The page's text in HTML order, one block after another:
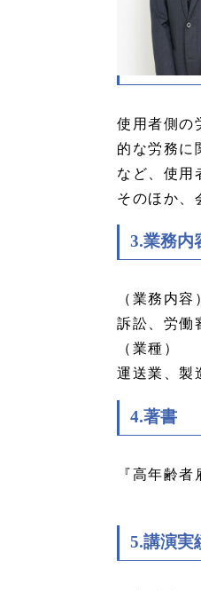
使用者側の
的な労務に
など、使用
そのほか、
3.業務内
（業務内容
訴訟、労働
（業種）
運送業、製
4.著書
『高年齢
5.講演実